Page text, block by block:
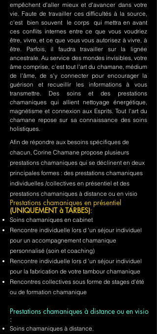
empêchent d'aller mieux et d'avancer dans votre
vie. Faute de travailler ces difficultés à la source,
c'est bien souvent le corps qui mettra en avant
ces conflits internes entre ce que vous voudriez
être, vivre, et ce que vous vous autorisez à vivre, à
être. Parfois, il faudra travailler sur la lignée
ancestrale. Au service des mondes invisibles, votre
âme comprise, c'est tout l'art du chamane, médium
de l'âme, de s'y connecter pour encourager la
guérison et recueillir les informations à vous
transmettre. Des soins et des prestations
chamaniques qui allient nettoyage énergétique,
magnétisme et connexion aux Esprits. Tout l'art du
chamane repose sur sa connaissance des soins
holistiques.
Afin de répondre aux besoins spécifiques de
chacun, Corine Chamane propose plusieurs
prestations chamaniques qui se déclinent en deux
principales formes : des prestations chamaniques
individuelles /collectives en présentiel et des
prestations chamaniques à distance ou en visio
Prestations chamaniques en présentiel
(UNIQUEMENT à TARBES):
Soins chamaniques en cabinet
Rencontre individuelle lors d 'un séjour individuel
pour un accompagnement chamanique
personnalisé (soin et coaching)
Rencontre individuelle lors d 'un séjour individuel
pour la fabrication de votre tambour chamanique
Rencontres collectives sous forme de stages d'été
ou de formation chamanique
Prestations chamaniques à distance ou en visio
:
Soins chamaniques à distance.